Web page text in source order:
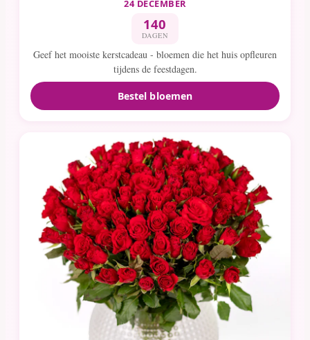
24 DECEMBER
140
DAGEN
Geef het mooiste kerstcadeau - bloemen die het huis opfleuren
tijdens de feestdagen.
Bestel bloemen